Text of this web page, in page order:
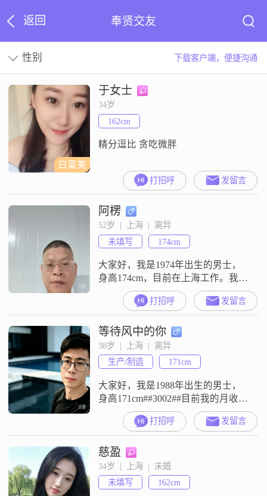
返回 奉贤交友
性别 下载客户端，便捷沟通
白富美
于女士
34岁
162cm
精分逗比 贪吃微胖
打招呼 发留言
阿楞
52岁  |  上海  |  离异
未填写
174cm
大家好，我是1974年出生的男士，
身高174cm，目前在上海工作。我的
学历是大学本科，月收入在12001到
20000元之间。我的性格里有几个比
较明显的特征，大家可以多了解一
下。平时朋友们都说我是一个稳重
可靠的人，做事有交代，让人觉得
安心。同时我也具备一定的幽默
感，平时喜欢开玩笑，希望能给身
边的人带来轻松的氛围。对于该承
打招呼 发留言
等待风中的你
38岁  |  上海  |  离异
生产/制造
171cm
大家好，我是1988年出生的男士，
身高171cm##3002##目前我的月收入
在12001到20000元之间，工作地是
在上海##3002##我的学历是高中及
以下##3002##我喜欢音乐，学习古
典吉他几年了，能完整的弹出一些
曲子，平时喜欢看电影##3002##我
也是个足球狂热的人，对足球很感
兴趣##3002##在性格方
打招呼 发留言
慈盈
34岁  |  上海  |  未婚
未填写
162cm